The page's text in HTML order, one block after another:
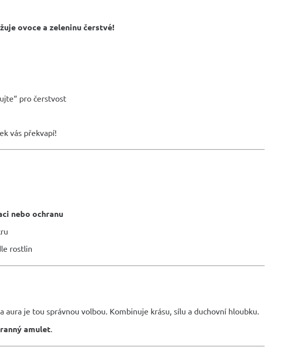
ovoce a zeleninu čerstvé!
pro čerstvost
vás překvapí!
nebo ochranu
rostlin
aura je tou správnou volbou. Kombinuje krásu, sílu a duchovní hloubku.
amulet